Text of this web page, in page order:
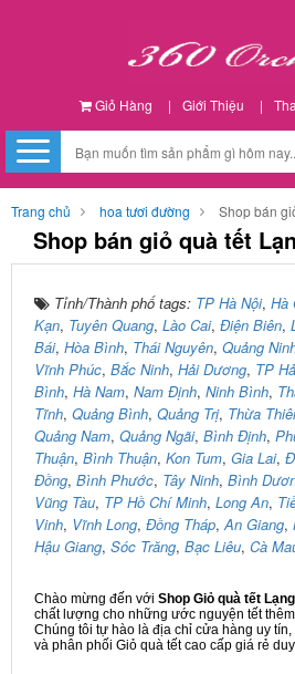
Giỏ Hàng | Giới Thiệu |
Trang chủ hoa tươi đường Shop bán
Shop bán giỏ quà tết
Tỉnh/Thành phố tags: TP Hà Nội, Hà
Kạn, Tuyên Quang, Lào Cai, Điện Biên,
Bái, Hòa Bình, Thái Nguyên, Quảng
Vĩnh Phúc, Bắc Ninh, Hải Dương, TP
Bình, Hà Nam, Nam Định, Ninh Bình,
Tĩnh, Quảng Bình, Quảng Trị, Thừa
Quảng Nam, Quảng Ngãi, Bình Định,
Thuận, Bình Thuận, Kon Tum, Gia Lai,
Đồng, Bình Phước, Tây Ninh, Bình
Vũng Tàu, TP Hồ Chí Minh, Long An,
Vinh, Vĩnh Long, Đồng Tháp,An Giang,
Hậu Giang, Sóc Trăng, Bạc Liêu, Cà
Chào mừng đến với Shop Giỏ quà tết
chất lượng cho những ước nguyện tết
Chúng tôi tự hào là địa chỉ cửa hàng uy
và phân phối Giỏ quà tết cao cấp giá rẻ